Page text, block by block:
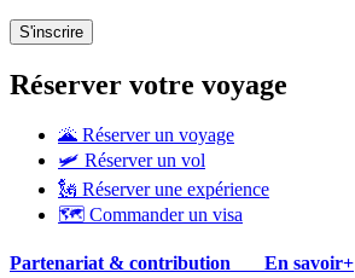
Réserver votre voyage
🌋 Réserver un voyage
🛩 Réserver un vol
🗽 Réserver une expérience
🗺 Commander un visa
Partenariat & contribution En savoir+